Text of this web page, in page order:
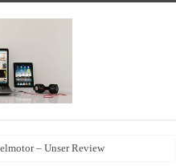
– Unser Review